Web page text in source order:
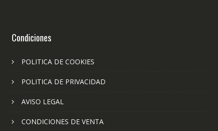
Condiciones
POLITICA DE COOKIES
POLITICA DE PRIVACIDAD
AVISO LEGAL
CONDICIONES DE VENTA